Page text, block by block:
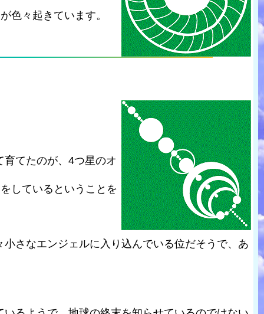
色々起きています。
てたのが、4つ星のオ
しているということを
さなエンジェルに入り込んでいる位だそうで、あ